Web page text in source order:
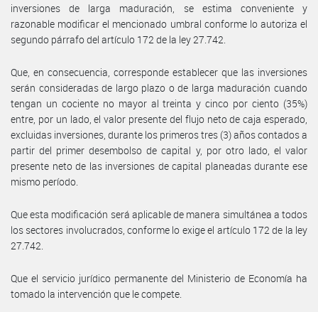
inversiones de larga maduración, se estima conveniente y
razonable modificar el mencionado umbral conforme lo autoriza el
segundo párrafo del artículo 172 de la ley 27.742.
Que, en consecuencia, corresponde establecer que las inversiones
serán consideradas de largo plazo o de larga maduración cuando
tengan un cociente no mayor al treinta y cinco por ciento (35%)
entre, por un lado, el valor presente del flujo neto de caja esperado,
excluidas inversiones, durante los primeros tres (3) años contados a
partir del primer desembolso de capital y, por otro lado, el valor
presente neto de las inversiones de capital planeadas durante ese
mismo período.
Que esta modificación será aplicable de manera simultánea a todos
los sectores involucrados, conforme lo exige el artículo 172 de la ley
27.742.
Que el servicio jurídico permanente del Ministerio de Economía ha
tomado la intervención que le compete.